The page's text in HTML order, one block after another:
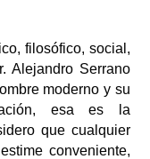
filosófico, social,
Alejandro Serrano
moderno y su
esa es la
que cualquier
conveniente,